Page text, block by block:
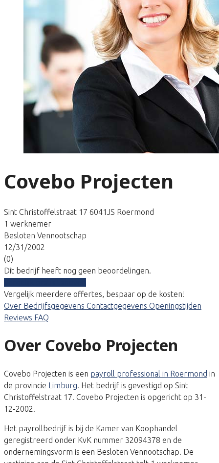
Covebo Projecten
Sint Christoffelstraat 17 6041JS Roermond
1 werknemer
Besloten Vennootschap
12/31/2002
(0)
Dit bedrijf heeft nog geen beoordelingen.
Vergelijk meerdere offertes, bespaar op de kosten!
Over Bedrijfsgegevens Contactgegevens Openingstijden
Reviews FAQ
Over Covebo Projecten
Covebo Projecten is een payroll professional in Roermond in
de provincie Limburg. Het bedrijf is gevestigd op Sint
Christoffelstraat 17. Covebo Projecten is opgericht op 31-
12-2002.
Het payrollbedrijf is bij de Kamer van Koophandel
geregistreerd onder KvK nummer 32094378 en de
ondernemingsvorm is een Besloten Vennootschap. De